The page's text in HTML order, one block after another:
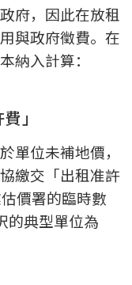
府，因此在放租
與政府徵費。在
納入計算：
」
單位未補地價，
繳交「出租准許
價署的臨時數
的典型單位為